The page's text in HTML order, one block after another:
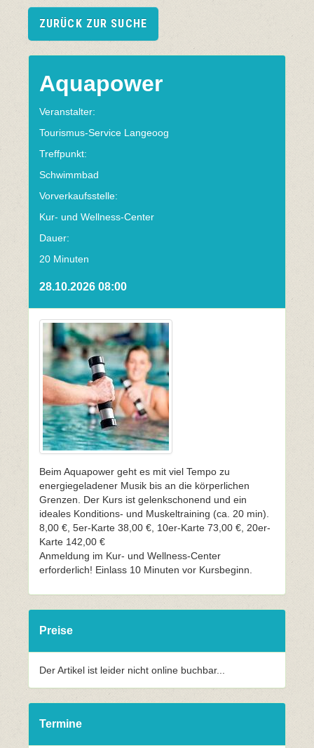
ZURÜCK ZUR SUCHE
Aquapower
Veranstalter:
Tourismus-Service Langeoog
Treffpunkt:
Schwimmbad
Vorverkaufsstelle:
Kur- und Wellness-Center
Dauer:
20 Minuten
28.10.2026 08:00
Beim Aquapower geht es mit viel Tempo zu
energiegeladener Musik bis an die körperlichen
Grenzen. Der Kurs ist gelenkschonend und ein
ideales Konditions- und Muskeltraining (ca. 20 min).
8,00 €, 5er-Karte 38,00 €, 10er-Karte 73,00 €, 20er-
Karte 142,00 €
Anmeldung im Kur- und Wellness-Center
erforderlich! Einlass 10 Minuten vor Kursbeginn.
Preise
Der Artikel ist leider nicht online buchbar...
Termine